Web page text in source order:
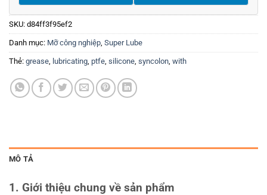
SKU: d84ff3f95ef2
Danh mục: Mỡ công nghiệp Super Lube
Thẻ: grease lubricating ptfe silicone syncolon with
MÔ TẢ
1. Giới thiệu chung về sản phẩm